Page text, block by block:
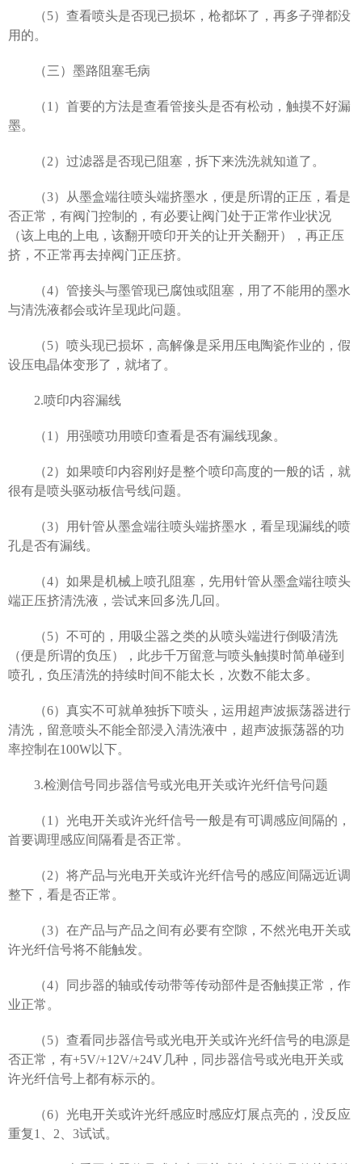
（5）查看喷头是否现已损坏，枪都坏了，再多子弹都没
用的。
（三）墨路阻塞毛病
（1）首要的方法是查看管接头是否有松动，触摸不好漏
墨。
（2）过滤器是否现已阻塞，拆下来洗洗就知道了。
（3）从墨盒端往喷头端挤墨水，便是所谓的正压，看是
否正常，有阀门控制的，有必要让阀门处于正常作业状况
（该上电的上电，该翻开喷印开关的让开关翻开），再正压
挤，不正常再去掉阀门正压挤。
（4）管接头与墨管现已腐蚀或阻塞，用了不能用的墨水
与清洗液都会或许呈现此问题。
（5）喷头现已损坏，高解像是采用压电陶瓷作业的，假
设压电晶体变形了，就堵了。
2.喷印内容漏线
（1）用强喷功用喷印查看是否有漏线现象。
（2）如果喷印内容刚好是整个喷印高度的一般的话，就
很有是喷头驱动板信号线问题。
（3）用针管从墨盒端往喷头端挤墨水，看呈现漏线的喷
孔是否有漏线。
（4）如果是机械上喷孔阻塞，先用针管从墨盒端往喷头
端正压挤清洗液，尝试来回多洗几回。
（5）不可的，用吸尘器之类的从喷头端进行倒吸清洗
（便是所谓的负压），此步千万留意与喷头触摸时简单碰到
喷孔，负压清洗的持续时间不能太长，次数不能太多。
（6）真实不可就单独拆下喷头，运用超声波振荡器进行
清洗，留意喷头不能全部浸入清洗液中，超声波振荡器的功
率控制在100W以下。
3.检测信号同步器信号或光电开关或许光纤信号问题
（1）光电开关或许光纤信号一般是有可调感应间隔的，
首要调理感应间隔看是否正常。
（2）将产品与光电开关或许光纤信号的感应间隔远近调
整下，看是否正常。
（3）在产品与产品之间有必要有空隙，不然光电开关或
许光纤信号将不能触发。
（4）同步器的轴或传动带等传动部件是否触摸正常，作
业正常。
（5）查看同步器信号或光电开关或许光纤信号的电源是
否正常，有+5V/+12V/+24V几种，同步器信号或光电开关或
许光纤信号上都有标示的。
（6）光电开关或许光纤感应时感应灯展点亮的，没反应
重复1、2、3试试。